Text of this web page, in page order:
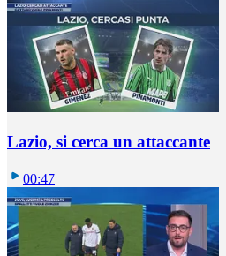
Lazio, si cerca un attaccante
00:47